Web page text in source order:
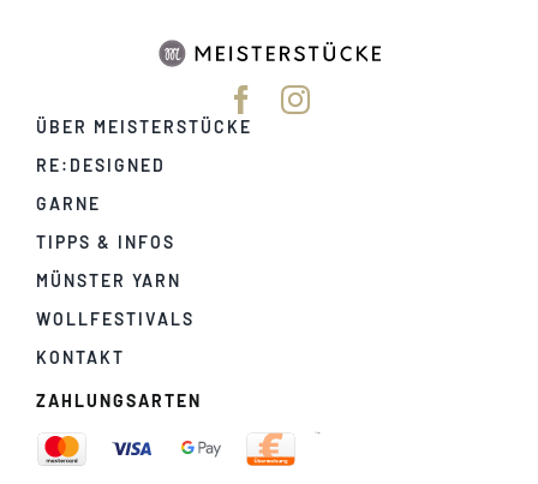
ÜBER MEISTERSTÜCKE
RE:DESIGNED
GARNE
TIPPS & INFOS
MÜNSTER YARN
WOLLFESTIVALS
KONTAKT
ZAHLUNGSARTEN